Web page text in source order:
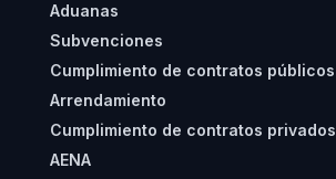
Aduanas
Subvenciones
Cumplimiento de contratos públicos
Arrendamiento
Cumplimiento de contratos privados
AENA